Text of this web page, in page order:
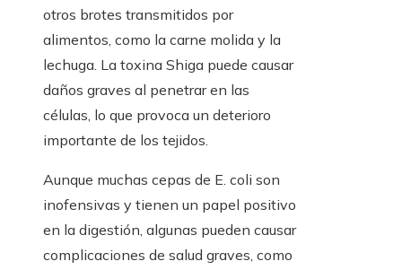
otros brotes transmitidos por
alimentos, como la carne molida y la
lechuga. La toxina Shiga puede causar
daños graves al penetrar en las
células, lo que provoca un deterioro
importante de los tejidos.
Aunque muchas cepas de E. coli son
inofensivas y tienen un papel positivo
en la digestión, algunas pueden causar
complicaciones de salud graves, como